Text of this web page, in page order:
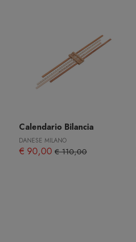
Calendario Bilancia
DANESE MILANO
€ 90,00 € 110,00